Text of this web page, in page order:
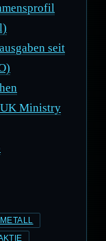
seit
Ministry